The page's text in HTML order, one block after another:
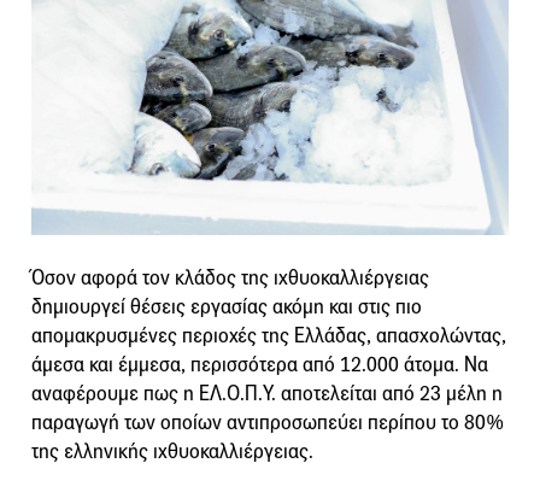
Όσον αφορά τον κλάδος της ιχθυοκαλλιέργειας
δημιουργεί θέσεις εργασίας ακόμη και στις πιο
απομακρυσμένες περιοχές της Ελλάδας, απασχολώντας,
άμεσα και έμμεσα, περισσότερα από 12.000 άτομα. Να
αναφέρουμε πως η ΕΛ.Ο.Π.Υ. αποτελείται από 23 μέλη η
παραγωγή των οποίων αντιπροσωπεύει περίπου το 80%
της ελληνικής ιχθυοκαλλιέργειας.